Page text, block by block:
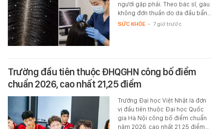
người gặp phải. Theo bác sĩ, gàu
không đơn thuần do da đầu bẩn…
SỨC KHỎE - 7 giờ trước
Trường đầu tiên thuộc ĐHQGHN công bố điểm
chuẩn 2026, cao nhất 21,25 điểm
Trường Đại học Việt Nhật là đơn
vị đầu tiên thuộc Đại học Quốc
gia Hà Nội công bố điểm chuẩn
năm 2026, cao nhất 21,25 điểm…